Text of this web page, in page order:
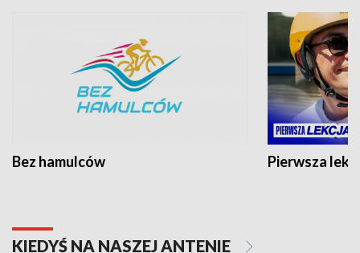
Bez hamulców Pierwsza
KIEDYŚ NA NASZEJ ANTENIE